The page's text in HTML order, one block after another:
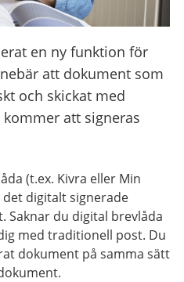
en ny funktion för
att dokument som
och skickat med
att signeras
(t.ex. Kivra eller Min
digitalt signerade
Saknar du digital brevlåda
med traditionell post. Du
dokument på samma sätt